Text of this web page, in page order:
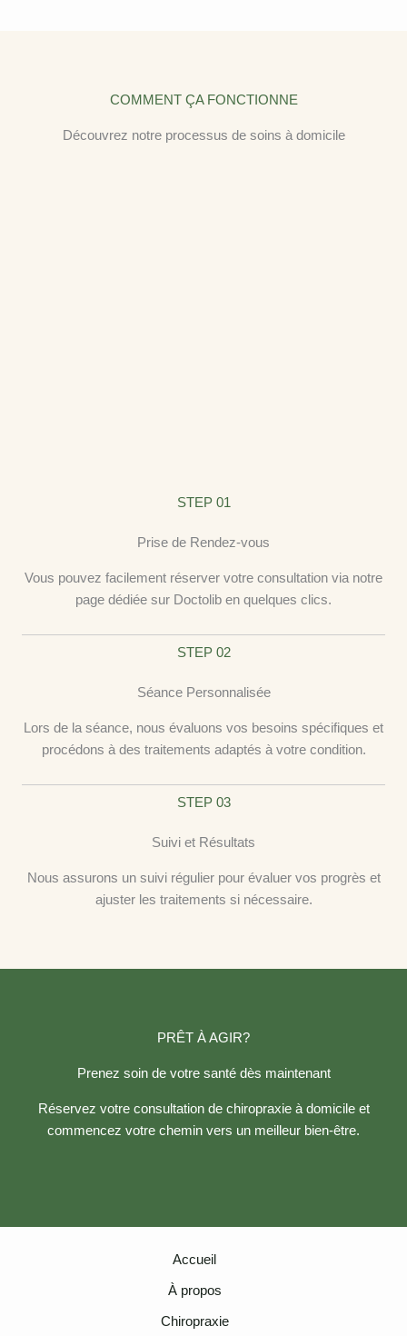
COMMENT ÇA FONCTIONNE
Découvrez notre processus de soins à domicile
STEP 01
Prise de Rendez-vous
Vous pouvez facilement réserver votre consultation via notre
page dédiée sur Doctolib en quelques clics.
STEP 02
Séance Personnalisée
Lors de la séance, nous évaluons vos besoins spécifiques et
procédons à des traitements adaptés à votre condition.
STEP 03
Suivi et Résultats
Nous assurons un suivi régulier pour évaluer vos progrès et
ajuster les traitements si nécessaire.
PRÊT À AGIR?
Prenez soin de votre santé dès maintenant
Réservez votre consultation de chiropraxie à domicile et
commencez votre chemin vers un meilleur bien-être.
Accueil
À propos
Chiropraxie